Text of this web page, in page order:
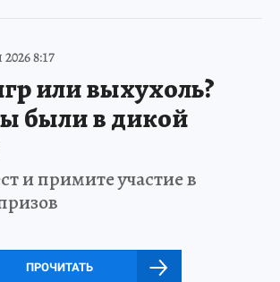
8:17
или выхухоль?
были в дикой
и примите участие в
ПРОЧИТАТЬ